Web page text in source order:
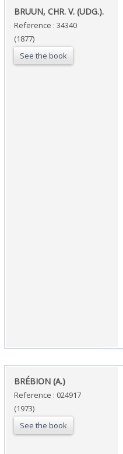
‎BRUUN, CHR. V. (UDG.).‎
Reference : 34340
(1877)
See the book
‎BRÉBION (A.)‎
Reference : 024917
(1973)
See the book